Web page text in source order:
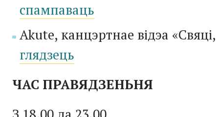
спампаваць
Akute, канцэртнае відэа «
глядзець
ЧАС ПРАВЯДЗЕНЬНЯ